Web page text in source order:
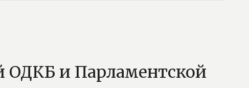
ОДКБ и Парламентской